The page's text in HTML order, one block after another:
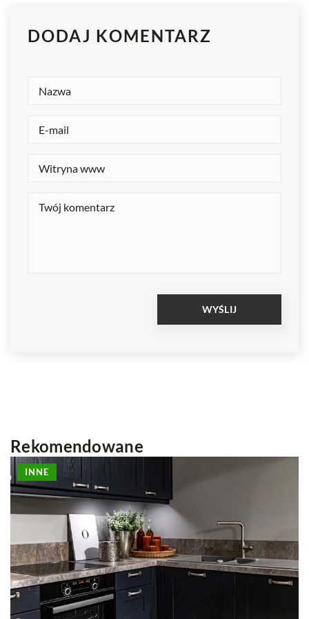
DODAJ KOMENTARZ
Rekomendowane
MAŁE PRZESTRZENIE